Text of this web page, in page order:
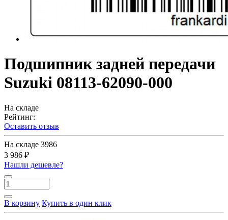
Подшипник задней передачи
Suzuki 08113-62090-000
На складе
Рейтинг:
Оставить отзыв
На складе 3986
3 986 ₽
Нашли дешевле?
В корзину Купить в один клик